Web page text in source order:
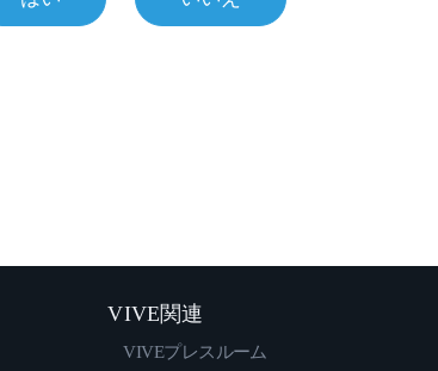
VIVE関連
VIVEプレスルーム